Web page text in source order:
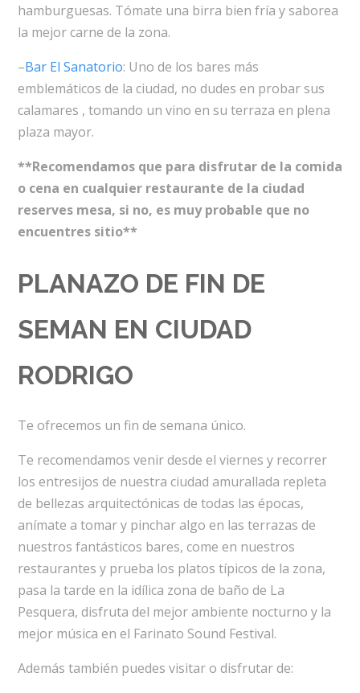
hamburguesas. Tómate una birra bien fría y saborea
la mejor carne de la zona.
–Bar El Sanatorio: Uno de los bares más
emblemáticos de la ciudad, no dudes en probar sus
calamares , tomando un vino en su terraza en plena
plaza mayor.
**Recomendamos que para disfrutar de la comida
o cena en cualquier restaurante de la ciudad
reserves mesa, si no, es muy probable que no
encuentres sitio**
PLANAZO DE FIN DE
SEMAN EN CIUDAD
RODRIGO
Te ofrecemos un fin de semana único.
Te recomendamos venir desde el viernes y recorrer
los entresijos de nuestra ciudad amurallada repleta
de bellezas arquitectónicas de todas las épocas,
anímate a tomar y pinchar algo en las terrazas de
nuestros fantásticos bares, come en nuestros
restaurantes y prueba los platos típicos de la zona,
pasa la tarde en la idílica zona de baño de La
Pesquera, disfruta del mejor ambiente nocturno y la
mejor música en el Farinato Sound Festival.
Además también puedes visitar o disfrutar de: